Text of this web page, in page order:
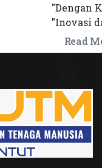
"Dengan
"Inovasi
Read